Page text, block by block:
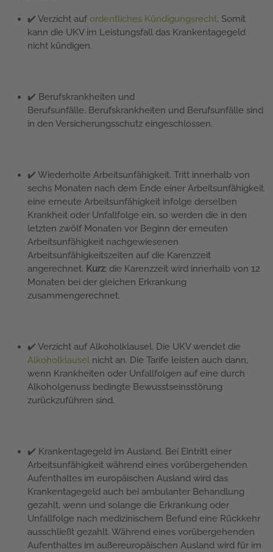
✔️ Verzicht auf ordentliches Kündigungsrecht. Somit
kann die UKV im Leistungsfall das Krankentagegeld
nicht kündigen.
✔️ Berufskrankheiten und
Berufsunfälle. Berufskrankheiten und Berufsunfälle sind
in den Versicherungsschutz eingeschlossen.
✔️ Wiederholte Arbeitsunfähigkeit. Tritt innerhalb von
sechs Monaten nach dem Ende einer Arbeitsunfähigkeit
eine erneute Arbeitsunfähigkeit infolge derselben
Krankheit oder Unfallfolge ein, so werden die in den
letzten zwölf Monaten vor Beginn der erneuten
Arbeitsunfähigkeit nachgewiesenen
Arbeitsunfähigkeitszeiten auf die Karenzzeit
angerechnet. Kurz: die Karenzzeit wird innerhalb von 12
Monaten bei der gleichen Erkrankung
zusammengerechnet.
✔️ Verzicht auf Alkoholklausel. Die UKV wendet die
Alkoholklausel nicht an. Die Tarife leisten auch dann,
wenn Krankheiten oder Unfallfolgen auf eine durch
Alkoholgenuss bedingte Bewusstseinsstörung
zurückzuführen sind.
✔️ Krankentagegeld im Ausland. Bei Eintritt einer
Arbeitsunfähigkeit während eines vorübergehenden
Aufenthaltes im europäischen Ausland wird das
Krankentagegeld auch bei ambulanter Behandlung
gezahlt, wenn und solange die Erkrankung oder
Unfallfolge nach medizinischem Befund eine Rückkehr
ausschließt gezahlt. Während eines vorübergehenden
Aufenthaltes im außereuropäischen Ausland wird für im